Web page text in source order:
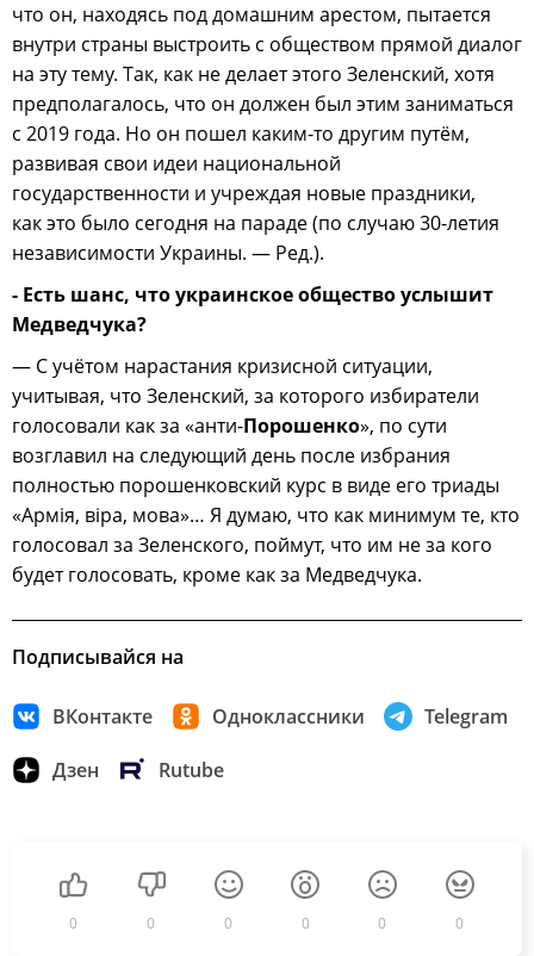
что он, находясь под домашним арестом, пытается
внутри страны выстроить с обществом прямой диалог
на эту тему. Так, как не делает этого Зеленский, хотя
предполагалось, что он должен был этим заниматься
с 2019 года. Но он пошел каким-то другим путём,
развивая свои идеи национальной
государственности и учреждая новые праздники,
как это было сегодня на параде (по случаю 30-летия
независимости Украины. — Ред.).
- Есть шанс, что украинское общество услышит
Медведчука?
— С учётом нарастания кризисной ситуации,
учитывая, что Зеленский, за которого избиратели
голосовали как за «анти-Порошенко», по сути
возглавил на следующий день после избрания
полностью порошенковский курс в виде его триады
«Армiя, вiра, мова»… Я думаю, что как минимум те, кто
голосовал за Зеленского, поймут, что им не за кого
будет голосовать, кроме как за Медведчука.
Подписывайся на
ВКонтакте Одноклассники Telegram
Дзен Rutube
0 0 0 0 0 0